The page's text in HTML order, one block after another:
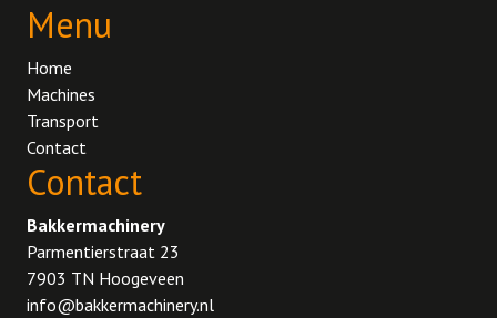
Menu
Home
Machines
Transport
Contact
Contact
Bakkermachinery
Parmentierstraat 23
7903 TN Hoogeveen
info@bakkermachinery.nl